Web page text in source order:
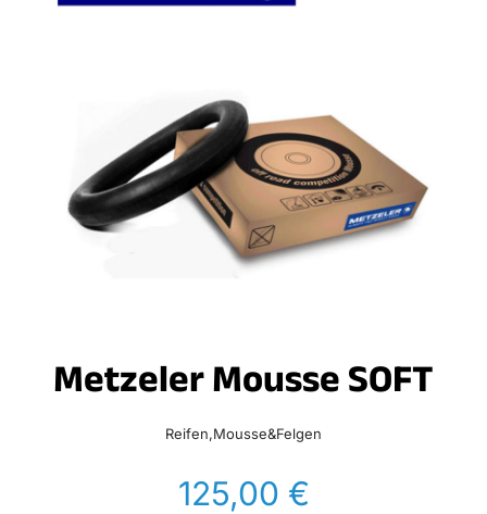
Metzeler Mousse SOFT
Reifen,Mousse&Felgen
125,00 €